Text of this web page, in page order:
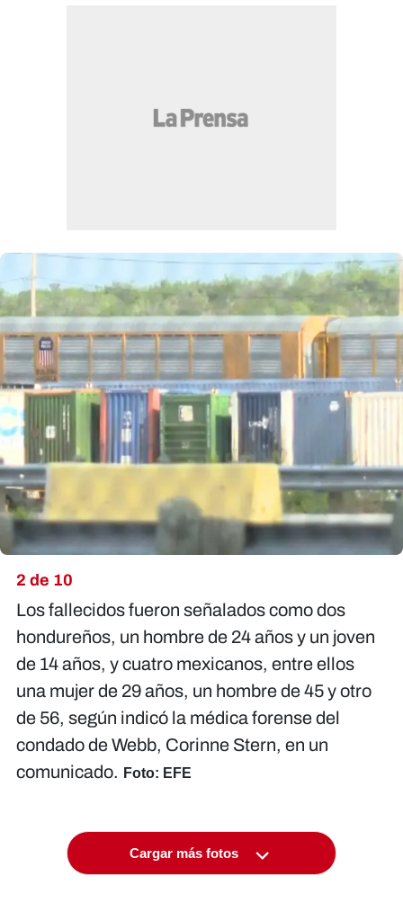
2 de 10
Los fallecidos fueron señalados como dos
hondureños, un hombre de 24 años y un joven
de 14 años, y cuatro mexicanos, entre ellos
una mujer de 29 años, un hombre de 45 y otro
de 56, según indicó la médica forense del
condado de Webb, Corinne Stern, en un
comunicado. Foto: EFE
Cargar más fotos